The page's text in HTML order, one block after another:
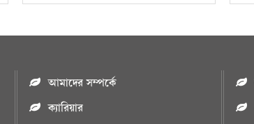
আমাদের সম্পর্কে
ক্যারিয়ার